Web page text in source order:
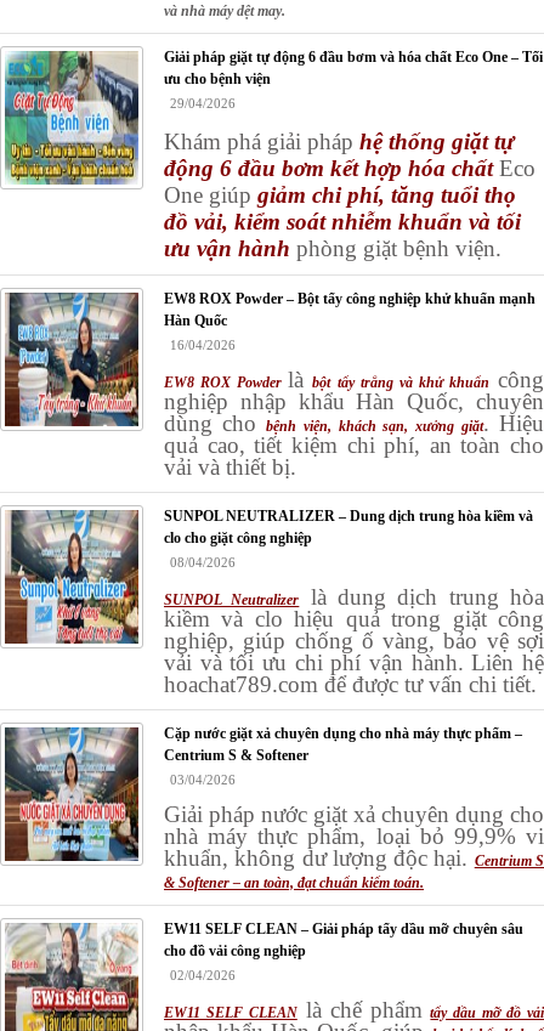
và nhà máy dệt may.
Giải pháp giặt tự động 6 đầu bơm và hóa chất Eco One – Tối
ưu cho bệnh viện
29/04/2026
Khám phá giải pháp hệ thống giặt tự
động 6 đầu bơm kết hợp hóa chấtEco
One giúp giảm chi phí, tăng tuổi thọ
đồ vải, kiểm soát nhiễm khuẩn và tối
ưu vận hành phòng giặt bệnh viện.
EW8 ROX Powder – Bột tẩy công nghiệp khử khuẩn mạnh
Hàn Quốc
16/04/2026
EW8 ROX Powderlàbột tẩy trắng và khử khuẩn công
nghiệp nhập khẩu Hàn Quốc, chuyên
dùng cho
bệnh viện, khách sạn, xưởng giặt. Hiệu
quả cao, tiết kiệm chi phí, an toàn cho
vải và thiết bị.
SUNPOL NEUTRALIZER – Dung dịch trung hòa kiềm và
clo cho giặt công nghiệp
08/04/2026
SUNPOL Neutralizer
là dung dịch trung hòa
kiềm và clo hiệu quả trong giặt công
nghiệp, giúp chống ố vàng, bảo vệ sợi
vải và tối ưu chi phí vận hành. Liên hệ
hoachat789.com để được tư vấn chi tiết.
Cặp nước giặt xả chuyên dụng cho nhà máy thực phẩm –
Centrium S & Softener
03/04/2026
Giải pháp nước giặt xả chuyên dụng cho
nhà máy thực phẩm, loại bỏ 99,9% vi
khuẩn, không dư lượng độc hại. Centrium S
& Softener – an toàn, đạt chuẩn kiểm toán.
EW11 SELF CLEAN – Giải pháp tẩy dầu mỡ chuyên sâu
cho đồ vải công nghiệp
02/04/2026
EW11 SELF CLEANlà chế phẩmtẩy dầu mỡ đồ vải